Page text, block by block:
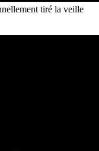
tiré la veille